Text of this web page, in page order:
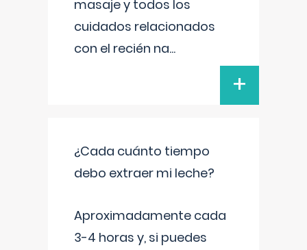
masaje y todos los
cuidados relacionados
con el recién na...
+
¿Cada cuánto tiempo
debo extraer mi leche?
Aproximadamente cada
3-4 horas y, si puedes